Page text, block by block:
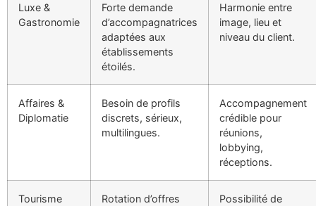
Luxe &
Gastronomie
Forte demande
d’accompagnatrices
adaptées aux
établissements
étoilés.
Harmonie entre
image, lieu et
niveau du client.
Affaires &
Diplomatie
Besoin de profils
discrets, sérieux,
multilingues.
Accompagnement
crédible pour
réunions,
lobbying,
réceptions.
Tourisme
Rotation d’offres
Possibilité de